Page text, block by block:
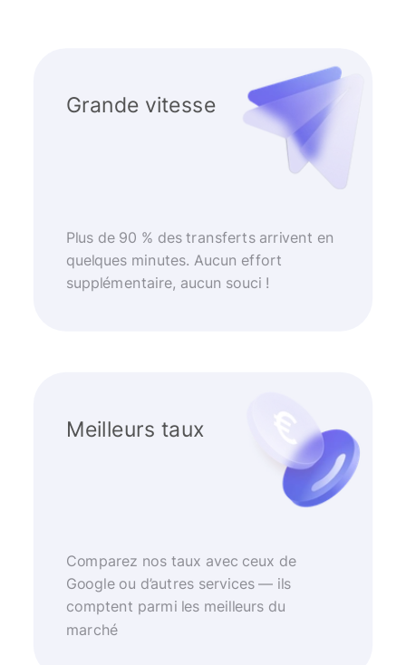
Grande vitesse
Plus de 90 % des transferts arrivent en
quelques minutes. Aucun effort
supplémentaire, aucun souci !
Meilleurs taux
Comparez nos taux avec ceux de
Google ou d’autres services — ils
comptent parmi les meilleurs du
marché